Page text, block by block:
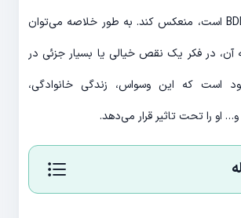
شدیدی را که در BDD است، منعکس کند. به طور خلاصه می‌توان
آن، در فکر یک نقص خیالی یا بسیار جزئی در
است که این وسواس، زندگی خانوادگی،
او را تحت تاثیر قرار می‌دهد.